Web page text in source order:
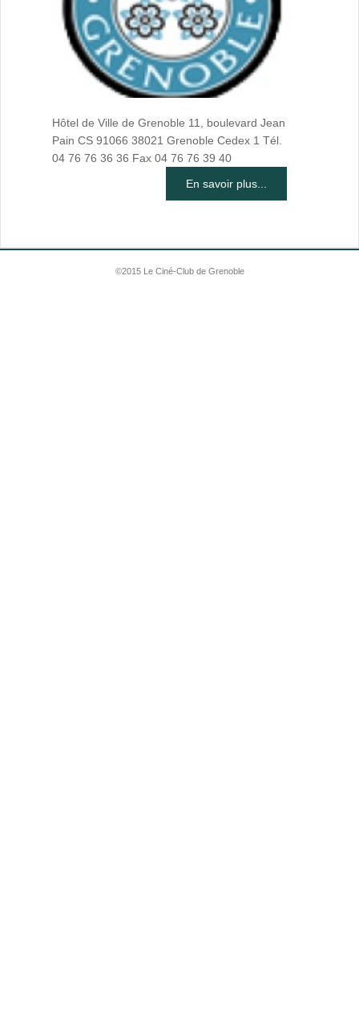
Hôtel de Ville de Grenoble 11, boulevard Jean
Pain CS 91066 38021 Grenoble Cedex 1 Tél.
04 76 76 36 36 Fax 04 76 76 39 40
En savoir plus...
©2015 Le Ciné-Club de Grenoble